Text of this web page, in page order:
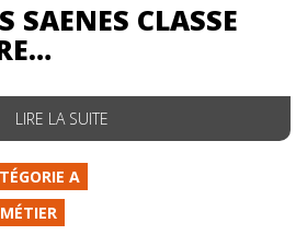
SAENES CLASSE
LIRE LA SUITE
A